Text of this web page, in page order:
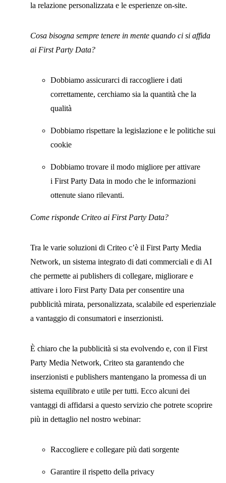
la relazione personalizzata e le esperienze on-site.
Cosa bisogna sempre tenere in mente quando ci si affida
ai First Party Data?
Dobbiamo assicurarci di raccogliere i dati
correttamente, cerchiamo sia la quantità che la
qualità
Dobbiamo rispettare la legislazione e le politiche sui
cookie
Dobbiamo trovare il modo migliore per attivare
i First Party Data in modo che le informazioni
ottenute siano rilevanti.
Come risponde Criteo ai First Party Data?
Tra le varie soluzioni di Criteo c’è il First Party Media
Network, un sistema integrato di dati commerciali e di AI
che permette ai publishers di collegare, migliorare e
attivare i loro First Party Data per consentire una
pubblicità mirata, personalizzata, scalabile ed esperienziale
a vantaggio di consumatori e inserzionisti.
È chiaro che la pubblicità si sta evolvendo e, con il First
Party Media Network, Criteo sta garantendo che
inserzionisti e publishers mantengano la promessa di un
sistema equilibrato e utile per tutti. Ecco alcuni dei
vantaggi di affidarsi a questo servizio che potrete scoprire
più in dettaglio nel nostro webinar:
Raccogliere e collegare più dati sorgente
Garantire il rispetto della privacy